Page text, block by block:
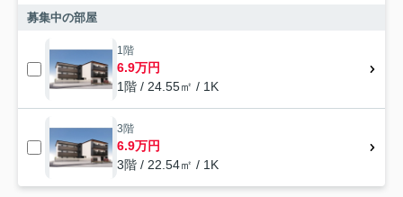
募集中の部屋
1階
6.9万円
1階 / 24.55㎡ / 1K
3階
6.9万円
3階 / 22.54㎡ / 1K